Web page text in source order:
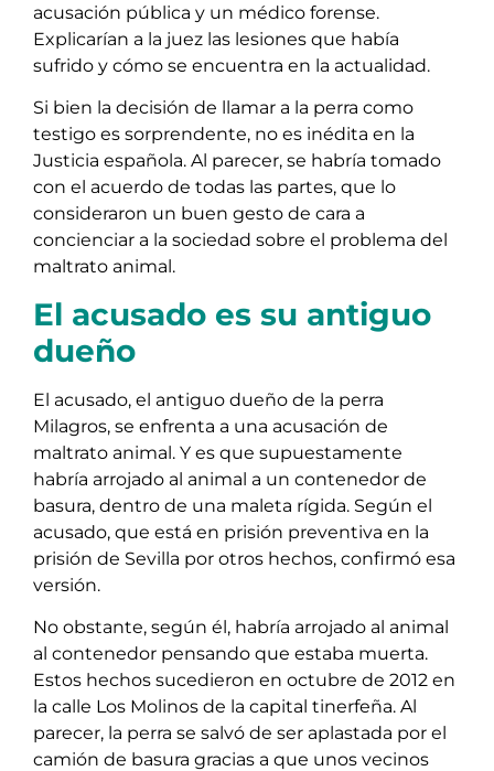
acusación pública y un médico forense.
Explicarían a la juez las lesiones que había
sufrido y cómo se encuentra en la actualidad.
Si bien la decisión de llamar a la perra como
testigo es sorprendente, no es inédita en la
Justicia española. Al parecer, se habría tomado
con el acuerdo de todas las partes, que lo
consideraron un buen gesto de cara a
concienciar a la sociedad sobre el problema del
maltrato animal.
El acusado es su antiguo
dueño
El acusado, el antiguo dueño de la perra
Milagros, se enfrenta a una acusación de
maltrato animal. Y es que supuestamente
habría arrojado al animal a un contenedor de
basura, dentro de una maleta rígida. Según el
acusado, que está en prisión preventiva en la
prisión de Sevilla por otros hechos, confirmó esa
versión.
No obstante, según él, habría arrojado al animal
al contenedor pensando que estaba muerta.
Estos hechos sucedieron en octubre de 2012 en
la calle Los Molinos de la capital tinerfeña. Al
parecer, la perra se salvó de ser aplastada por el
camión de basura gracias a que unos vecinos